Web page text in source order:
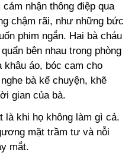
nhận thông điệp qua
chậm rãi, như những bức
phim ngắn. Hai bà cháu
bên nhau trong phòng
khâu áo, bóc cam cho
bà kể chuyện, khẽ
gian của bà.
là khi họ không làm gì cả.
mặt trầm tư và nỗi
mắt.